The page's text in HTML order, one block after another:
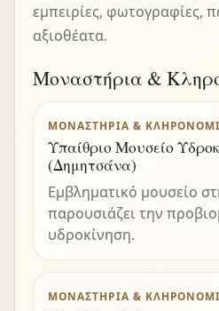
εμπειρίες, φωτογραφίες,
αξιοθέατα.
Μοναστήρια &
ΜΟΝΑΣΤΉΡΙΑ &
Υπαίθριο Μουσείο
(Δημητσάνα)
Εμβληματικό μουσείο
παρουσιάζει την
υδροκίνηση.
ΜΟΝΑΣΤΉΡΙΑ &